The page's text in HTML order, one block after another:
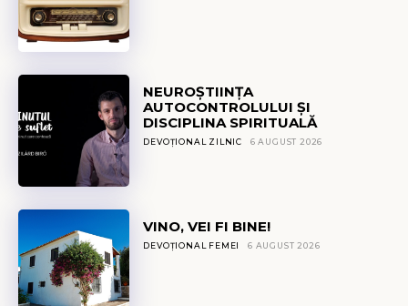
NEUROȘTIINȚA
AUTOCONTROLULUI ȘI
DISCIPLINA SPIRITUALĂ
DEVOȚIONAL ZILNIC 6 AUGUST 2026
VINO, VEI FI BINE!
DEVOȚIONAL FEMEI 6 AUGUST 2026